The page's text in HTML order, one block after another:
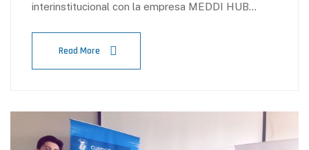
interinstitucional con la empresa MEDDI HUB…
Read More